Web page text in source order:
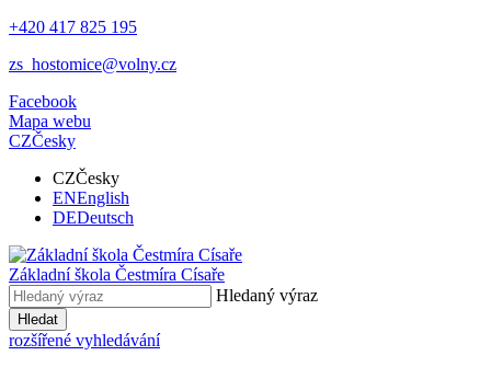
+420 417 825 195
zs_hostomice@volny.cz
Facebook
Mapa webu
CZČesky
CZČesky
ENEnglish
DEDeutsch
Základní škola Čestmíra Císaře
Hledaný výraz
Hledat
rozšířené vyhledávání